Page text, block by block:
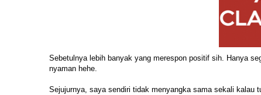
Sebetulnya lebih banyak yang merespon positif sih. Hanya
nyaman hehe.
Sejujurnya, saya sendiri tidak menyangka sama sekali kalau